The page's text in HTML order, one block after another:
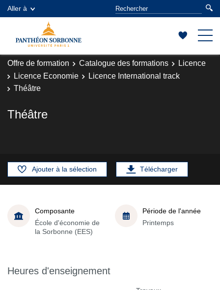
Aller à
Offre de formation Catalogue des formations
Licence
Licence Economie
Licence International track
Théâtre
Théâtre
Ajouter à la sélection Télécharger
Composante
École d'économie de
la Sorbonne (EES)
Période de l'année
Printemps
Heures d'enseignement